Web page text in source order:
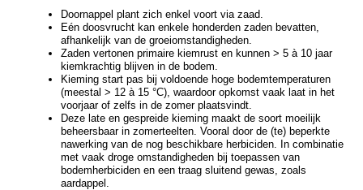
Doornappel plant zich enkel voort via zaad.
Eén doosvrucht kan enkele honderden zaden bevatten,
afhankelijk van de groeiomstandigheden.
Zaden vertonen primaire kiemrust en kunnen > 5 à 10 jaar
kiemkrachtig blijven in de bodem.
Kieming start pas bij voldoende hoge bodemtemperaturen
(meestal > 12 à 15 °C), waardoor opkomst vaak laat in het
voorjaar of zelfs in de zomer plaatsvindt.
Deze late en gespreide kieming maakt de soort moeilijk
beheersbaar in zomerteelten. Vooral door de (te) beperkte
nawerking van de nog beschikbare herbiciden. In combinatie
met vaak droge omstandigheden bij toepassen van
bodemherbiciden en een traag sluitend gewas, zoals
aardappel.